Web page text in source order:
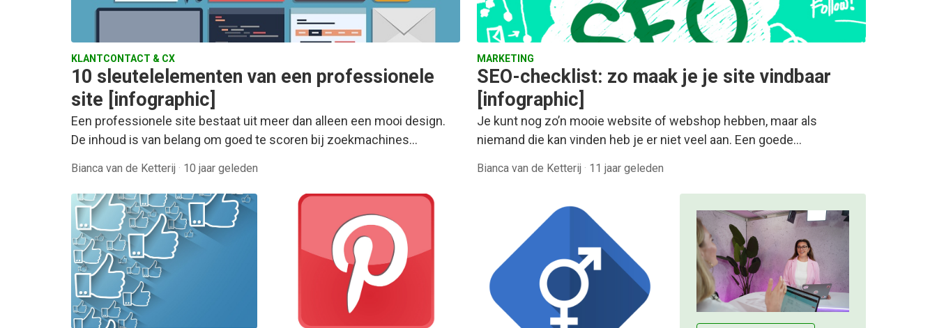
KLANTCONTACT & CX
10 sleutelelementen van een professionele
site [infographic]
Een professionele site bestaat uit meer dan alleen een mooi design.
De inhoud is van belang om goed te scoren bij zoekmachines…
Bianca van de Ketterij · 10 jaar geleden
MARKETING
SEO-checklist: zo maak je je site vindbaar
[infographic]
Je kunt nog zo’n mooie website of webshop hebben, maar als
niemand die kan vinden heb je er niet veel aan. Een goede…
Bianca van de Ketterij · 11 jaar geleden